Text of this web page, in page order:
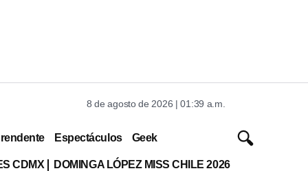
8 de agosto de 2026 | 01:39 a.m.
Espectáculos Geek
CDMX DOMINGA LÓPEZ MISS CHILE 2026